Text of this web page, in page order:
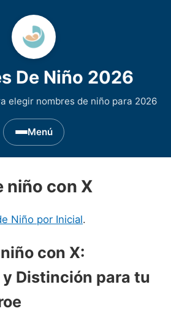
De Niño 2026
elegir nombres de niño para 2026
Menú
niño que empiezan por A
niño que empiezan por B
niño que empiezan por C
Regiones de España
de Niño Andaluces
de Niño Aragoneses
de Niño Asturianos
de Niño Baleares
de Niño Historicos
niño de Origen Biblico
de Niño Celtas
de Niño Egipcios
Niño Extranjeros
de Niño Alemanes
de Niño Americanos
Buscar
niño con X
Niño por Inicial.
con X:
Distinción para tu